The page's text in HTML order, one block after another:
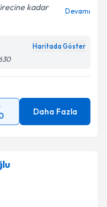
kadar
Devamı
Haritada Göster
Daha Fazla